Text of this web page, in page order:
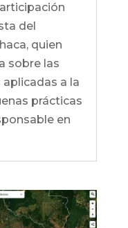
del
quien
sobre las
a la
prácticas
en